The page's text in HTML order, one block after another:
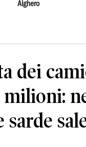
Alghero
dei
sarde